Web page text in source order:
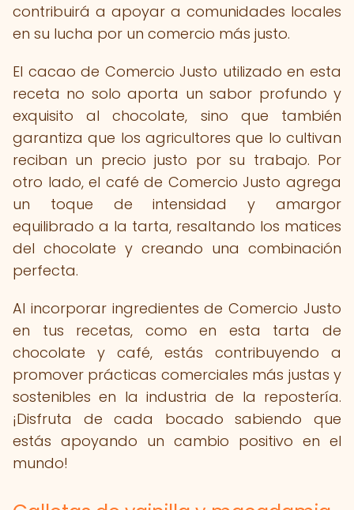
contribuirá a apoyar a comunidades locales
en su lucha por un comercio más justo.
El cacao de Comercio Justo utilizado en esta
receta no solo aporta un sabor profundo y
exquisito al chocolate, sino que también
garantiza que los agricultores que lo cultivan
reciban un precio justo por su trabajo. Por
otro lado, el café de Comercio Justo agrega
un toque de intensidad y amargor
equilibrado a la tarta, resaltando los matices
del chocolate y creando una combinación
perfecta.
Al incorporar ingredientes de Comercio Justo
en tus recetas, como en esta tarta de
chocolate y café, estás contribuyendo a
promover prácticas comerciales más justas y
sostenibles en la industria de la repostería.
¡Disfruta de cada bocado sabiendo que
estás apoyando un cambio positivo en el
mundo!